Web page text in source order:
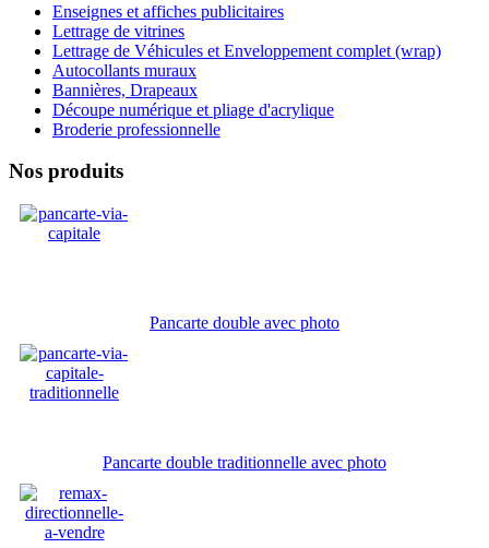
Enseignes et affiches publicitaires
Lettrage de vitrines
Lettrage de Véhicules et Enveloppement complet (wrap)
Autocollants muraux
Bannières, Drapeaux
Découpe numérique et pliage d'acrylique
Broderie professionnelle
Nos produits
Pancarte double avec photo
Pancarte double traditionnelle avec photo